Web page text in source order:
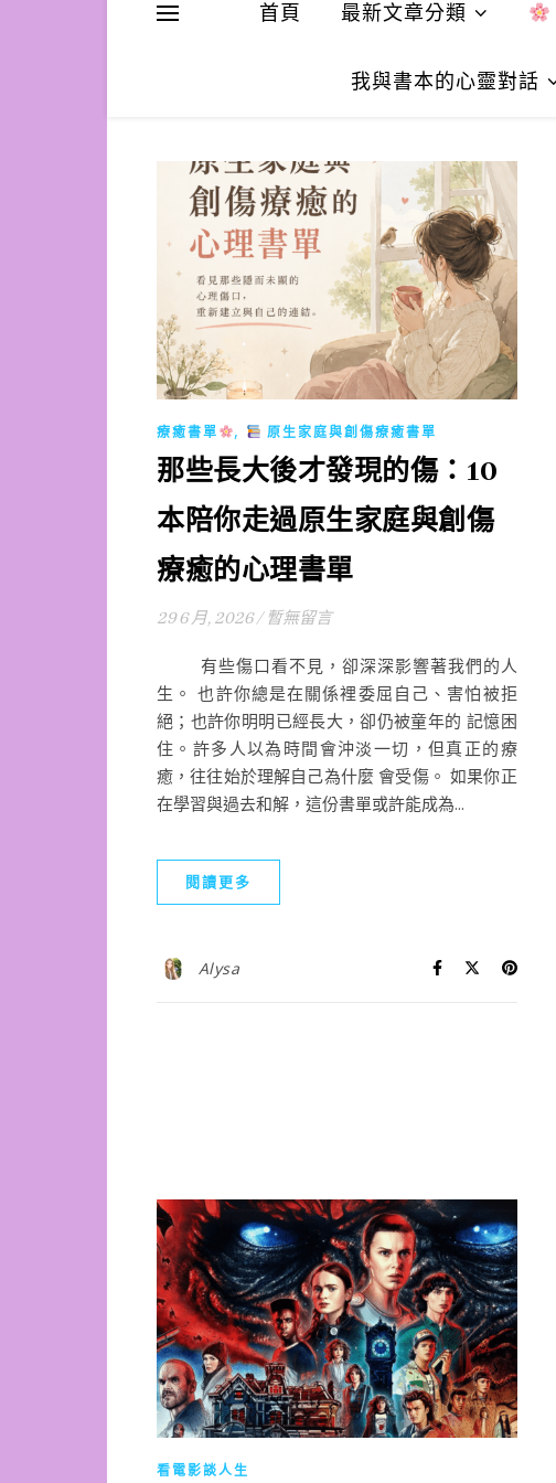
首頁 最新文章分類
我與書本的心靈對話
療癒書單 , 原生家庭與創傷療癒書單
那些長大後才發現的傷：10
本陪你走過原生家庭與創傷
療癒的心理書單
29 6 月, 2026 / 暫無留言
有些傷口看不見，卻深深影響著我們的人
生。 也許你總是在關係裡委屈自己、害怕被拒
絕；也許你明明已經長大，卻仍被童年的 記憶困
住。許多人以為時間會沖淡一切，但真正的療
癒，往往始於理解自己為什麼 會受傷。 如果你正
在學習與過去和解，這份書單或許能成為...
閱讀更多
Alysa
看電影談人生